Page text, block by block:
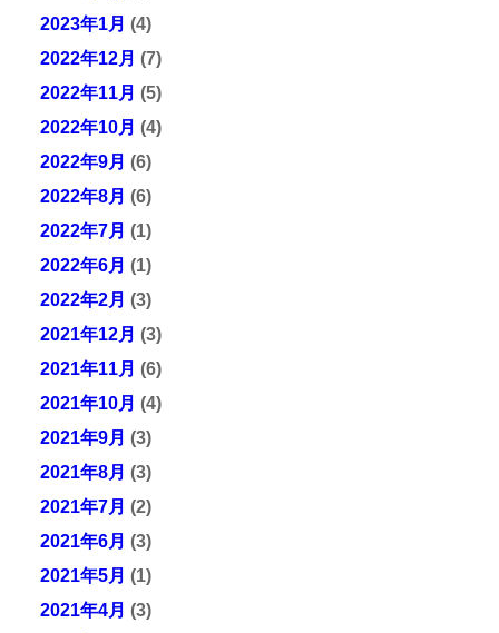
2023年1月 (4)
2022年12月 (7)
2022年11月 (5)
2022年10月 (4)
2022年9月 (6)
2022年8月 (6)
2022年7月 (1)
2022年6月 (1)
2022年2月 (3)
2021年12月 (3)
2021年11月 (6)
2021年10月 (4)
2021年9月 (3)
2021年8月 (3)
2021年7月 (2)
2021年6月 (3)
2021年5月 (1)
2021年4月 (3)